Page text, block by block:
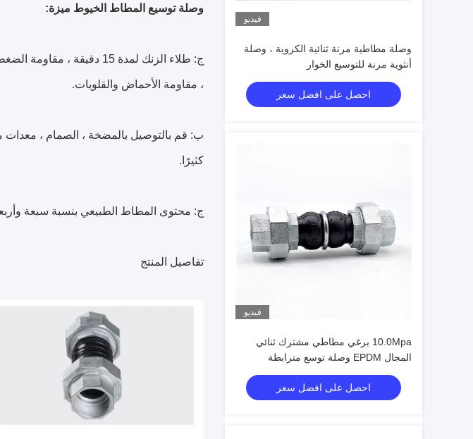
فيديو
وصلة مطاطية مرنة ثنائية الكروية ، وصلة
أنثوية مرنة للتوسيع الخوار
احصل على افضل سعر
فيديو
10.0Mpa برغي مطاطي مشترك ثنائي
المجال EPDM وصلة توسع مترابطة
احصل على افضل سعر
وصلة توسيع المطاط الخيوط ميزة:
ج: طلاء الزنك لمدة 15
، مقاومة الأحماض والقلويات.
ب: قم بالتوصيل بالمضخة ، الصمام ، معدات
كثيرًا.
ج: محتوى المطاط الطبيعي بنسبة سبعة وأربعين في
تفاصيل المنتج